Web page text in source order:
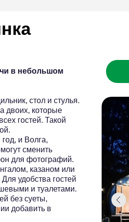
в небольшом
стол и стулья.
двоих, которые
гостей. Такой
и Волга,
сменить
для фотографий.
казаном или
удобства гостей
и туалетами.
без суеты,
добавить в